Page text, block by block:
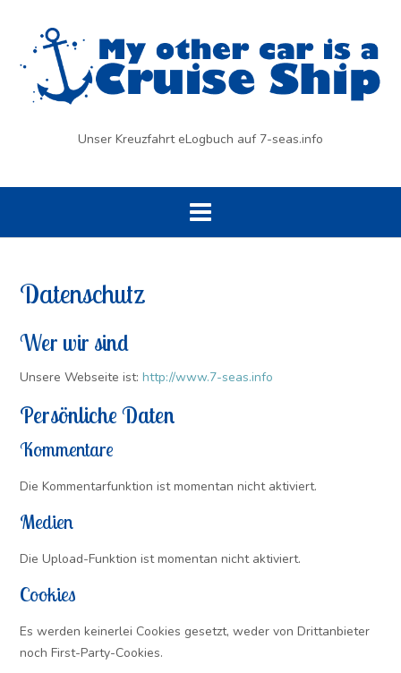
content
Unser Kreuzfahrt eLogbuch auf 7-seas.info
Datenschutz
Wer wir sind
Unsere Webseite ist: http://www.7-seas.info
Persönliche Daten
Kommentare
Die Kommentarfunktion ist momentan nicht aktiviert.
Medien
Die Upload-Funktion ist momentan nicht aktiviert.
Cookies
Es werden keinerlei Cookies gesetzt, weder von Drittanbieter
noch First-Party-Cookies.